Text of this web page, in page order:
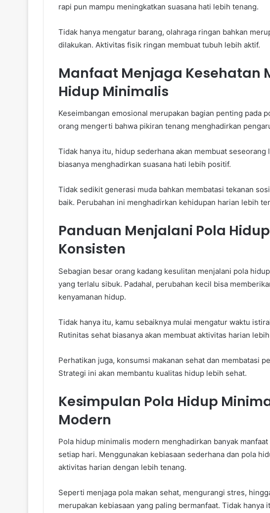
rapi pun mampu meningkatkan suasana hati lebih tenang.
Tidak hanya mengatur barang, olahraga ringan bahkan
dilakukan. Aktivitas fisik ringan membuat tubuh lebih aktif.
Manfaat Menjaga Kesehatan
Hidup Minimalis
Keseimbangan emosional merupakan bagian penting pada
orang mengerti bahwa pikiran tenang menghadirkan
Tidak hanya itu, hidup sederhana akan membuat
biasanya menghadirkan suasana hati lebih positif.
Tidak sedikit generasi muda bahkan membatasi tekanan
baik. Perubahan ini menghadirkan kehidupan harian lebih
Panduan Menjalani Pola
Konsisten
Sebagian besar orang kadang kesulitan menjalani pola
yang terlalu sibuk. Padahal, perubahan kecil bisa
kenyamanan hidup.
Tidak hanya itu, kamu sebaiknya mulai mengatur waktu
Rutinitas sehat biasanya akan membuat aktivitas harian
Perhatikan juga, konsumsi makanan sehat dan membatasi
Strategi ini akan membantu kualitas hidup lebih sehat.
Kesimpulan Pola Hidup
Modern
Pola hidup minimalis modern menghadirkan banyak
setiap hari. Menggunakan kebiasaan sederhana dan pola
aktivitas harian dengan lebih tenang.
Seperti menjaga pola makan sehat, mengurangi stres,
merupakan kebiasaan yang paling bermanfaat. Tidak